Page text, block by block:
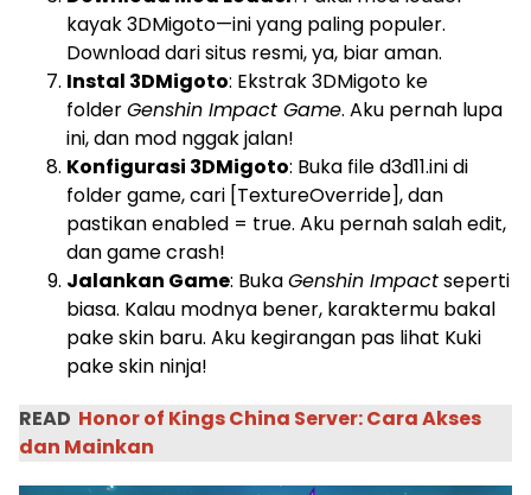
kayak 3DMigoto—ini yang paling populer.
Download dari situs resmi, ya, biar aman.
Instal 3DMigoto: Ekstrak 3DMigoto ke
folderGenshin Impact Game. Aku pernah lupa
ini, dan mod nggak jalan!
Konfigurasi 3DMigoto: Buka filed3d11.inidi
folder game, cari [TextureOverride], dan
pastikanenabled = true. Aku pernah salah edit,
dan game crash!
Jalankan Game: BukaGenshin Impactseperti
biasa. Kalau modnya bener, karaktermu bakal
pake skin baru. Aku kegirangan pas lihat Kuki
pake skin ninja!
READ Honor of Kings China Server: Cara Akses
dan Mainkan